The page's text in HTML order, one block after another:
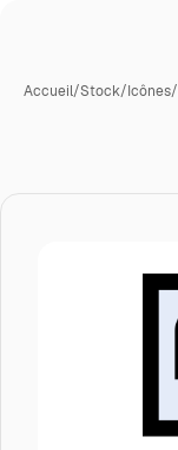
Accueil/Stock/Icônes/